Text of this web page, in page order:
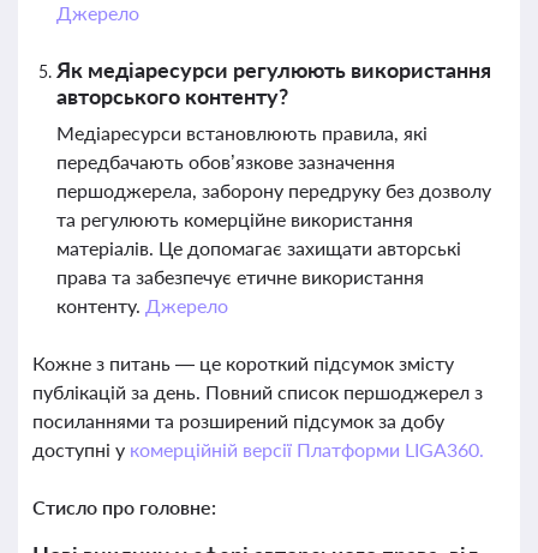
Джерело
Як медіаресурси регулюють використання
авторського контенту?
Медіаресурси встановлюють правила, які
передбачають обов’язкове зазначення
першоджерела, заборону передруку без дозволу
та регулюють комерційне використання
матеріалів. Це допомагає захищати авторські
права та забезпечує етичне використання
контенту. Джерело
Кожне з питань — це короткий підсумок змісту
публікацій за день. Повний список першоджерел з
посиланнями та розширений підсумок за добу
доступні у комерційній версії Платформи LIGA360.
Стисло про головне: